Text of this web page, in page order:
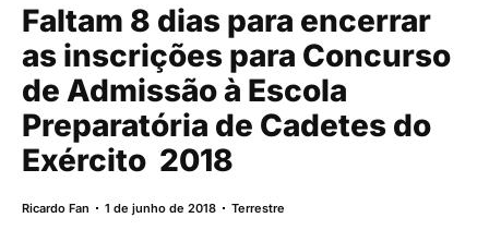
Faltam 8 dias para encerrar
as inscrições para Concurso
de Admissão à Escola
Preparatória de Cadetes do
Exército  2018
Ricardo Fan 1 de junho de 2018 Terrestre